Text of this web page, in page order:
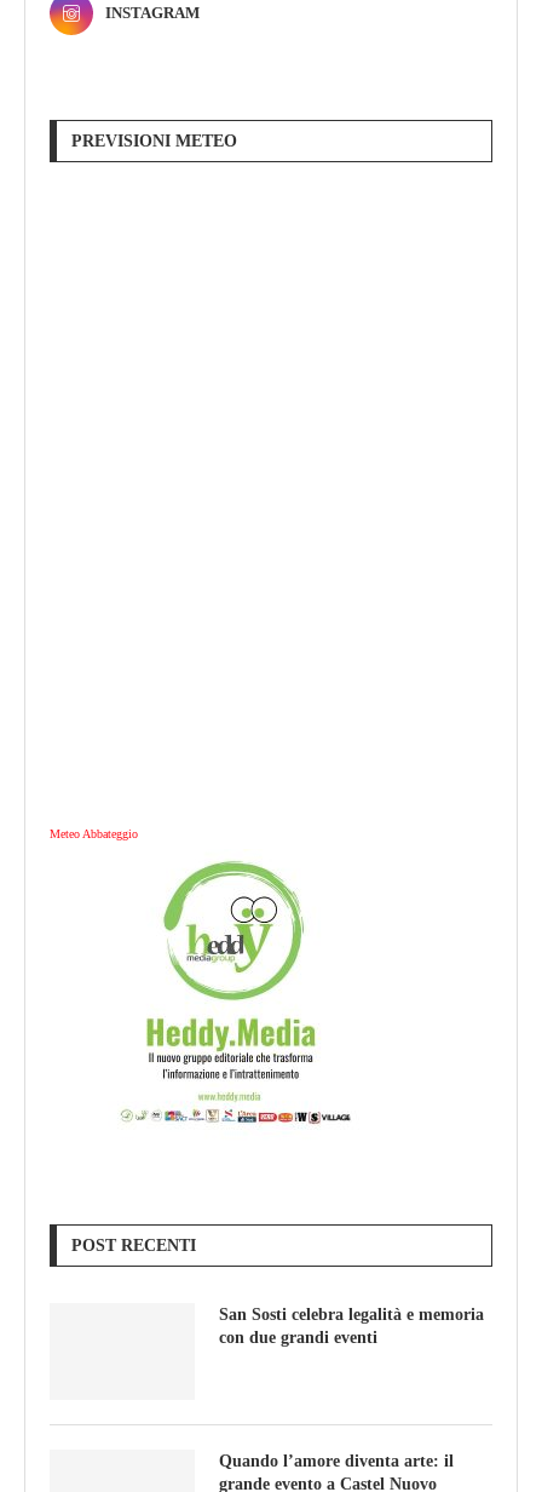
INSTAGRAM
PREVISIONI METEO
Meteo Abbateggio
POST RECENTI
San Sosti celebra legalità e memoria
con due grandi eventi
Quando l’amore diventa arte: il
grande evento a Castel Nuovo